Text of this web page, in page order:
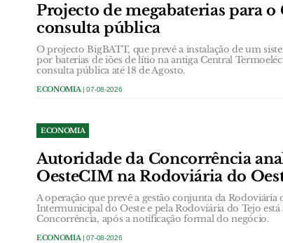
Projecto de megabaterias para
consulta pública
O projecto BigBATT, que prevê a instalação de um
por baterias de iões de lítio na antiga Central
consulta pública até 18 de Agosto.
ECONOMIA | 07-08-2026
ECONOMIA
Autoridade da Concorrência
OesteCIM na Rodoviária do
A operação que prevê a gestão conjunta da Rodoviária
Intermunicipal do Oeste e pela Rodoviária do Tejo
Concorrência, após a notificação formal do negócio.
ECONOMIA | 07-08-2026